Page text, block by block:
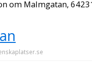
om Malmgatan,